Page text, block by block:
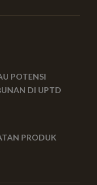
POTENSI
DI UPTD
PRODUK